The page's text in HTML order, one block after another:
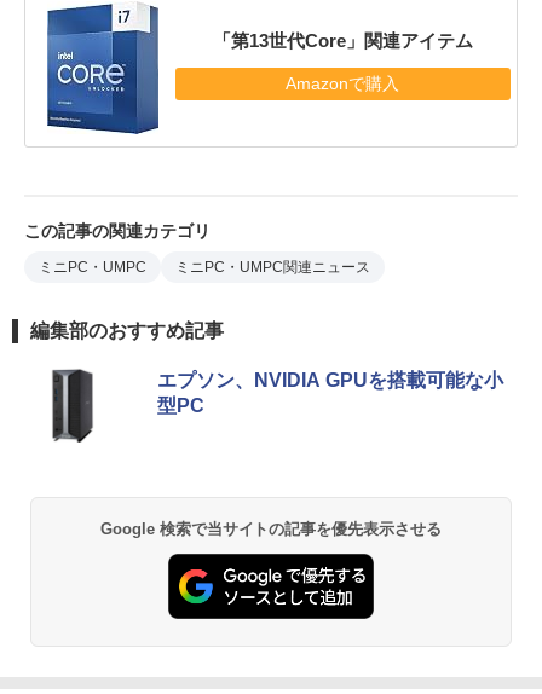
「第13世代Core」関連アイテム
Amazonで購入
この記事の関連カテゴリ
ミニPC・UMPC ミニPC・UMPC関連ニュース
編集部のおすすめ記事
エプソン、NVIDIA GPUを搭載可能な小
型PC
Google 検索で当サイトの記事を優先表示させる